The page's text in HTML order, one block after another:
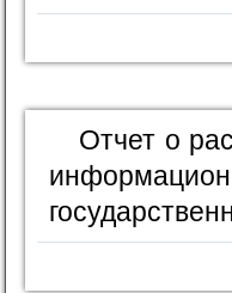
Отчет о